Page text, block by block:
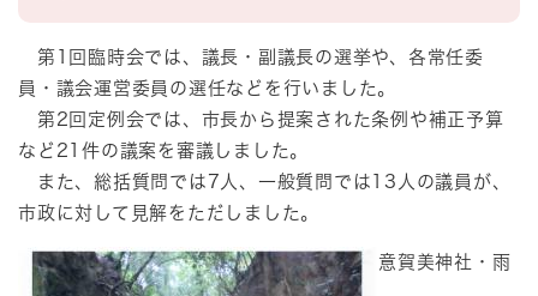
第1回臨時会では、議長・副議長の選挙や、各常任委
員・議会運営委員の選任などを行いました。
第2回定例会では、市長から提案された条例や補正予算
など21件の議案を審議しました。
また、総括質問では7人、一般質問では13人の議員が、
市政に対して見解をただしました。
意賀美神社・雨